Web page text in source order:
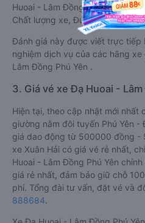
Huoai - Lâm Đồng đạt 4.3 / 5
Chất lượng xe, Đúng giờ, Chất
Đánh giá này được viết trực tiếp
nghiệm dịch vụ của các hãng
Lâm Đồng Phú Yên .
3. Giá vé xe Đạ Huoai -
Hiện tại, theo cập nhật mới nhất
giường nằm đôi tuyến Phú Yên
giá dao động từ 500000 đồng -
xe Xuân Hải có giá vé rẻ nhất,
Huoai - Lâm Đồng Phú Yên
giá rẻ nhất, đảm bảo giữ chỗ
phí. Tổng đài tư vấn, đặt vé và
888684.